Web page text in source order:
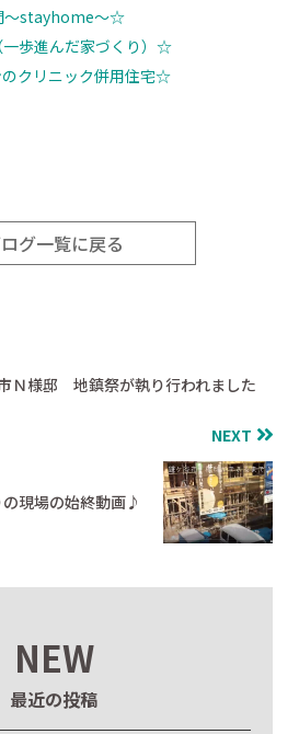
～stayhome～☆
歩進んだ家づくり）☆
クリニック併用住宅☆
グ一覧に戻る
Ｎ様邸 地鎮祭が執り行われました
NEXT
現場の始終動画♪
NEW
最近の投稿